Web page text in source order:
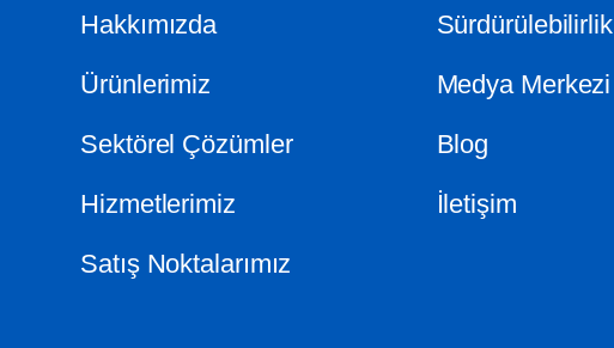
Hakkımızda
Ürünlerimiz
Sektörel Çözümler
Hizmetlerimiz
Satış Noktalarımız
Sürdürülebilirlik
Medya Merkezi
Blog
İletişim